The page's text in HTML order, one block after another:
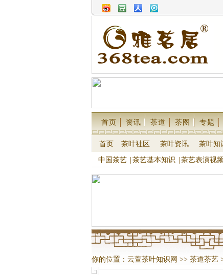
首页 资讯 茶道 茶图 专题
首页 茶叶社区 茶叶资讯 茶叶知
中国茶艺 茶艺基本知识 茶艺表演视频
你的位置： 云萱茶叶知识网 >> 茶道茶艺